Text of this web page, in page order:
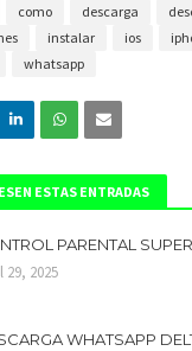
como descarga
instalar ios
whatsapp
ESTAS ENTRADAS
PARENTAL
29, 2025
WHATSAPP